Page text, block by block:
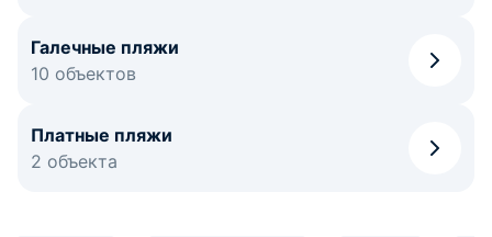
Галечные пляжи
10 объектов
Платные пляжи
2 объекта